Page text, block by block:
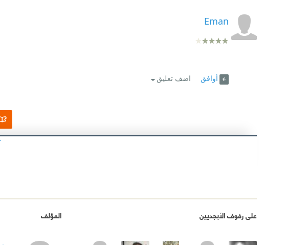
Eman
أوافق اضف تعليق
على رفوف الأبجديين المؤلف